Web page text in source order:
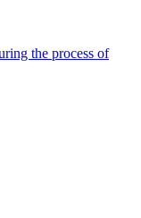
the process of